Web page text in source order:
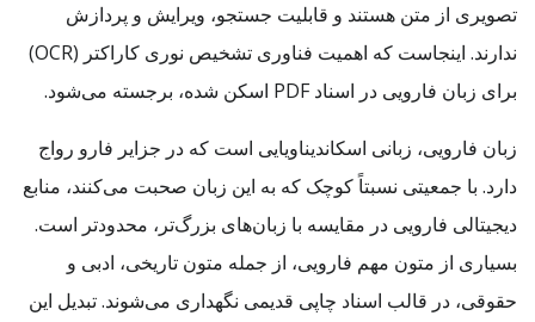
تصویری از متن هستند و قابلیت جستجو، ویرایش و پردازش
ندارند. اینجاست که اهمیت فناوری تشخیص نوری کاراکتر (OCR)
برای زبان فارویی در اسناد PDF اسکن شده، برجسته می‌شود.
زبان فارویی، زبانی اسکاندیناویایی است که در جزایر فارو رواج
دارد. با جمعیتی نسبتاً کوچک که به این زبان صحبت می‌کنند، منابع
دیجیتالی فارویی در مقایسه با زبان‌های بزرگ‌تر، محدودتر است.
بسیاری از متون مهم فارویی، از جمله متون تاریخی، ادبی و
حقوقی، در قالب اسناد چاپی قدیمی نگهداری می‌شوند. تبدیل این